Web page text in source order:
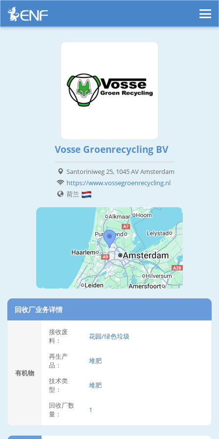
Vosse Groenrecycling BV
Santoriniweg 25, 1045 AV Amsterdam
https://www.vossegroenrecycling.nl
荷兰
回收厂业务详情
有机物
接收废
料：
花园/绿色垃圾
再生产
品：
堆肥
技术类
型：
堆肥
回收厂数
量：
1